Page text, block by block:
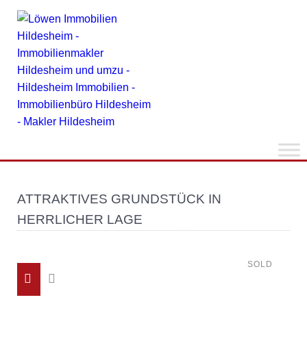
ATTRAKTIVES GRUNDSTÜCK IN
HERRLICHER LAGE
SOLD